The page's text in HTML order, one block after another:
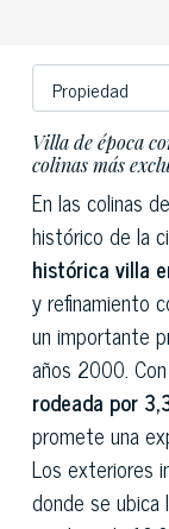
Villa de época
colinas más
En las colinas de
histórico de la
histórica villa
y refinamiento
un importante
años 2000.
rodeada por
promete una
Los exteriores
donde se ubica